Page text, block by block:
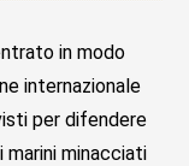
in modo
internazionale
per difendere
minacciati